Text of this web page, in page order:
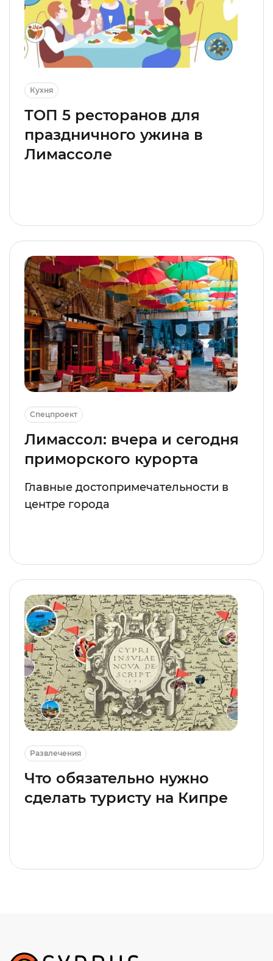
Кухня
ТОП 5 ресторанов для
праздничного ужина в
Лимассоле
Спецпроект
Лимассол: вчера и сегодня
приморского курорта
Главные достопримечательности в
центре города
Развлечения
Что обязательно нужно
сделать туристу на Кипре